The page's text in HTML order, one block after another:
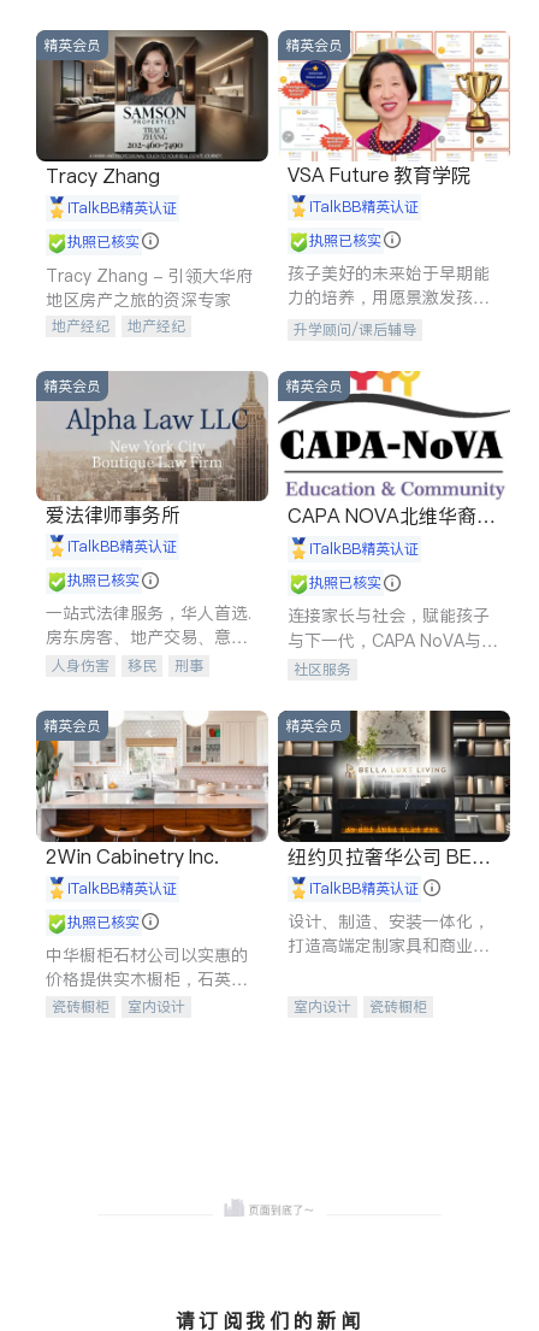
精英会员
Tracy Zhang
iTalkBB精英认证
执照已核实
Tracy Zhang - 引领大华府
地区房产之旅的资深专家
地产经纪
地产经纪
商铺租售
精英会员
VSA Future 教育学院
iTalkBB精英认证
执照已核实
孩子美好的未来始于早期能
力的培养，用愿景激发孩子
的学习潜力和动力。理念：
拥有成长型心态是成功的基
石。
升学顾问/课后辅导
精英会员
爱法律师事务所
iTalkBB精英认证
执照已核实
一站式法律服务，华人首选.
房东房客、地产交易、意外
伤害、车祸重伤、商业诉
建筑合同、刑事案件全包办
人身伤害 移民
刑事
信托/遗嘱
商业
商标注册
索赔
律师-其它 保释
精英会员
CAPA NOVA北维华裔家
长会iTalkBB精英认证
执照已核实
连接家长与社会，赋能孩子
与下一代，CAPA NoVA与您
携手建设包容、公平、充满
社区服务
精英会员
2Win Cabinetry Inc.
iTalkBB精英认证
执照已核实
中华橱柜石材公司以实惠的
价格提供实木橱柜，石英石
台面，多种优质不锈钢水
瓷砖橱柜
室内设计
精英会员
纽约贝拉奢华公司 BELL
A LUXE
iTalkBB精英认证
设计、制造、安装一体化，
打造高端定制家具和商业空
室内设计
瓷砖橱柜
请订阅我们的新闻